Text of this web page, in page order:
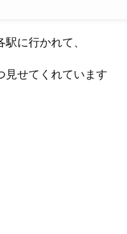
に行かれて、
見せてくれています